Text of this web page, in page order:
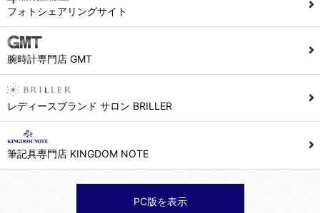
フォトシェアリングサイト
腕時計専門店 GMT
レディースブランド サロン BRILLER
筆記具専門店 KINGDOM NOTE
PC版を表示